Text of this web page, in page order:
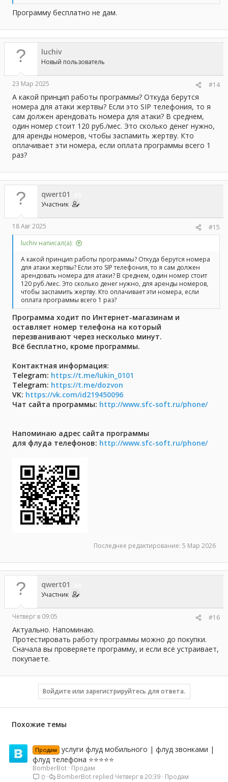
Программу бесплатно не дам.
luchiv
Новый пользователь
23 Мар 2025 #14
А какой принцип работы программы? Откуда берутся
номера для атаки жертвы? Если это SIP телефония, то я
сам должен арендовать номера для атаки? В среднем,
один номер стоит 120 руб./мес. Это сколько денег нужно,
для аренды номеров, чтобы заспамить жертву. Кто
оплачивает эти номера, если оплата программы всего 1
раз?
qwert01
Участник
18 Авг 2025
#15
luchiv написал(а):
А какой принцип работы программы? Откуда берутся номера
для атаки жертвы? Если это SIP телефония, то я сам должен
арендовать номера для атаки? В среднем, один номер стоит
120 руб./мес. Это сколько денег нужно, для аренды номеров,
чтобы заспамить жертву. Кто оплачивает эти номера, если
оплата программы всего 1 раз?
Программа ходит по Интернет-магазинам и
оставляет номер телефона на который
перезванивают через несколько минут.
Всё бесплатно, кроме программы.
Контактная информация:
Telegram: https://t.me/lukin_0101
Telegram: https://t.me/dozvon
VK: https://vk.com/id219450096
Чат сайта программы: http://www.sfc-soft.ru/phone/
Напоминаю адрес сайта программы
для флуда телефонов: http://www.sfc-soft.ru/phone/
Последнее редактирование: 5 Мар 2026
qwert01
Участник
Четверг в 09:05 #16
Актуально. Напоминаю.
Протестировать работу программы можно до покупки.
Сначала вы проверяете программу, и если всё устраивает,
покупаете.
Войдите или зарегистрируйтесь для ответа.
Похожие темы
Продам
услуги флуд мобильного | флуд звонками |
флуд телефона ⭐⭐⭐⭐⭐
BomberBot Продам
0
Продам
Четверг в 20:39
BomberBot